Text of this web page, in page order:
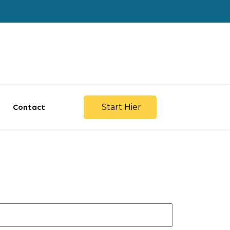
Contact Start Hier